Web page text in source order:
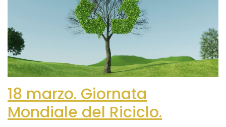
18 marzo. Giornata
Mondiale del Riciclo.